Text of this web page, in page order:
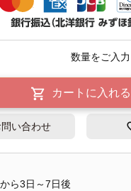
カートに入れる
い合わせ
ら3日～7日後